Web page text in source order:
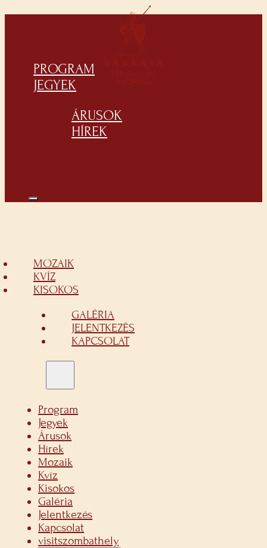
PROGRAM
JEGYEK
ÁRUSOK
HÍREK
MOZAIK
KVÍZ
KISOKOS
GALÉRIA
JELENTKEZÉS
KAPCSOLAT
Program
Jegyek
Árusok
Hírek
Mozaik
Kvíz
Kisokos
Galéria
Jelentkezés
Kapcsolat
visitszombathely